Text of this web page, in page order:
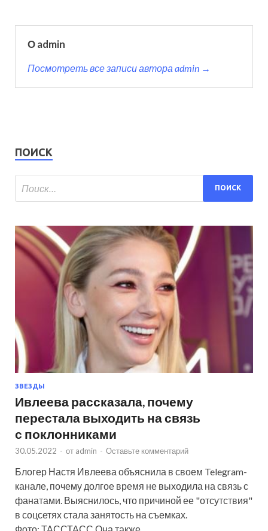
О admin
Посмотреть все записи автора admin →
ПОИСК
ЗВЕЗДЫ
Ивлеева рассказала, почему
перестала выходить на связь
с поклонниками
30.05.2022 - от admin - Оставьте комментарий
Блогер Настя Ивлеева объяснила в своем Telegram-
канале, почему долгое время не выходила на связь с
фанатами. Выяснилось, что причиной ее "отсутствия"
в соцсетях стала занятость на съемках.